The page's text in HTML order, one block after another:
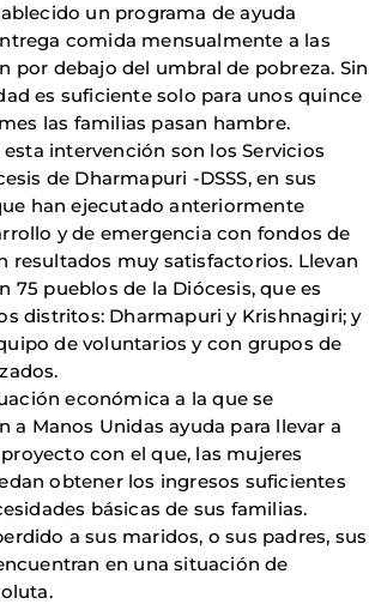
un programa de ayuda
comida mensualmente a las
por debajo del umbral de pobreza. Sin
es suficiente solo para unos quince
las familias pasan hambre.
intervención son los Servicios
de Dharmapuri -DSSS, en sus
han ejecutado anteriormente
y de emergencia con fondos de
resultados muy satisfactorios. Llevan
75 pueblos de la Diócesis, que es
distritos: Dharmapuri y Krishnagiri; y
de voluntarios y con grupos de
económica a la que se
a Manos Unidas ayuda para llevar a
con el que, las mujeres
obtener los ingresos suficientes
básicas de sus familias.
a sus maridos, o sus padres, sus
en una situación de